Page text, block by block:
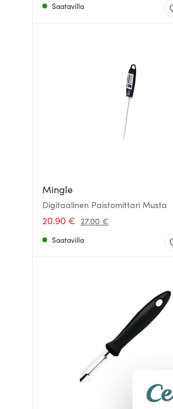
Saatavilla
Mingle
Digitaalinen Paistomittari Musta
20.90 € 27.00 €
Saatavilla